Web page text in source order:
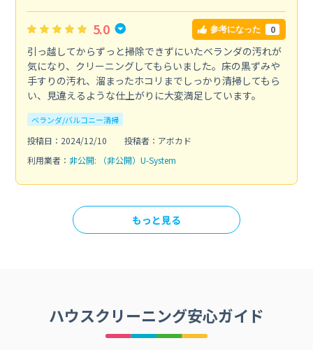
5.0 参考になった 0
引っ越してからずっと掃除できずにいたベランダの汚れが
気になり、クリーニングしてもらいました。床の黒ずみや
手すりの汚れ、溜まったホコリまでしっかり清掃してもら
い、見違えるような仕上がりに大変満足しています。
ベランダ/バルコニー清掃
投稿日：2024/12/10
投稿者：アボカド
利用業者： 非公開: （非公開）U-System
もっと見る
ハウスクリーニング安心ガイド